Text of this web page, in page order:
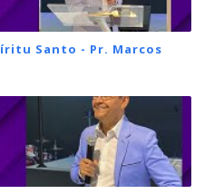
Santo - Pr. Marcos